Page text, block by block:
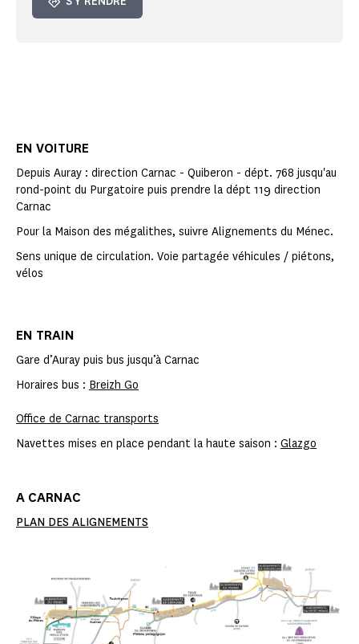
EN VOITURE
Depuis Auray : direction Carnac - Quiberon - dépt. 768 jusqu'au
rond-point du Purgatoire puis prendre la dépt 119 direction
Carnac
Pour la Maison des mégalithes, suivre Alignements du Ménec.
Sens unique de circulation. Voie partagée véhicules / piétons,
vélos
EN TRAIN
Gare d’Auray puis bus jusqu’à Carnac
Horaires bus : Breizh Go
Office de Carnac transports
Navettes mises en place pendant la haute saison : Glazgo
A CARNAC
PLAN DES ALIGNEMENTS